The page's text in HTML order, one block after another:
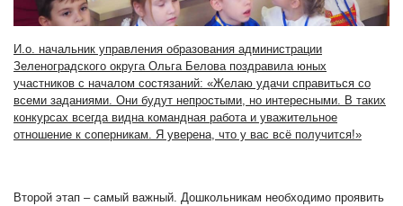
И.о. начальник управления образования администрации
Зеленоградского округа Ольга Белова поздравила юных
участников с началом состязаний: «Желаю удачи справиться со
всеми заданиями. Они будут непростыми, но интересными. В таких
конкурсах всегда видна командная работа и уважительное
отношение к соперникам. Я уверена, что у вас всё получится!»
Второй этап – самый важный. Дошкольникам необходимо проявить